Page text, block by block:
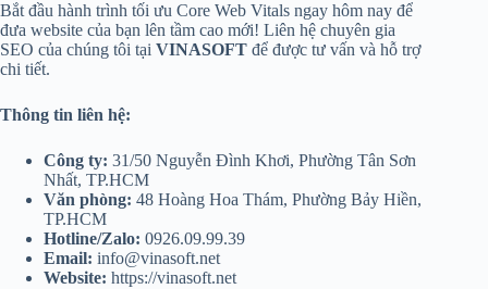
Bắt đầu hành trình tối ưu Core Web Vitals ngay hôm nay để
đưa website của bạn lên tầm cao mới! Liên hệ chuyên gia
SEO của chúng tôi tại VINASOFT để được tư vấn và hỗ trợ
chi tiết.
Thông tin liên hệ:
Công ty: 31/50 Nguyễn Đình Khơi, Phường Tân Sơn
Nhất, TP.HCM
Văn phòng: 48 Hoàng Hoa Thám, Phường Bảy Hiền,
TP.HCM
Hotline/Zalo: 0926.09.99.39
Email: info@vinasoft.net
Website: https://vinasoft.net